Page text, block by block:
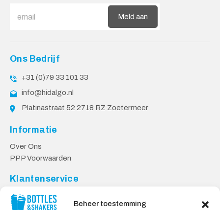
Beheer toestemming
Meld aan
Ons Bedrijf
+31 (0)79 33 101 33
info@hidalgo.nl
Platinastraat 52 2718 RZ Zoetermeer
Informatie
Over Ons
PPP Voorwaarden
Klantenservice
Contact
Levering & Retourneren